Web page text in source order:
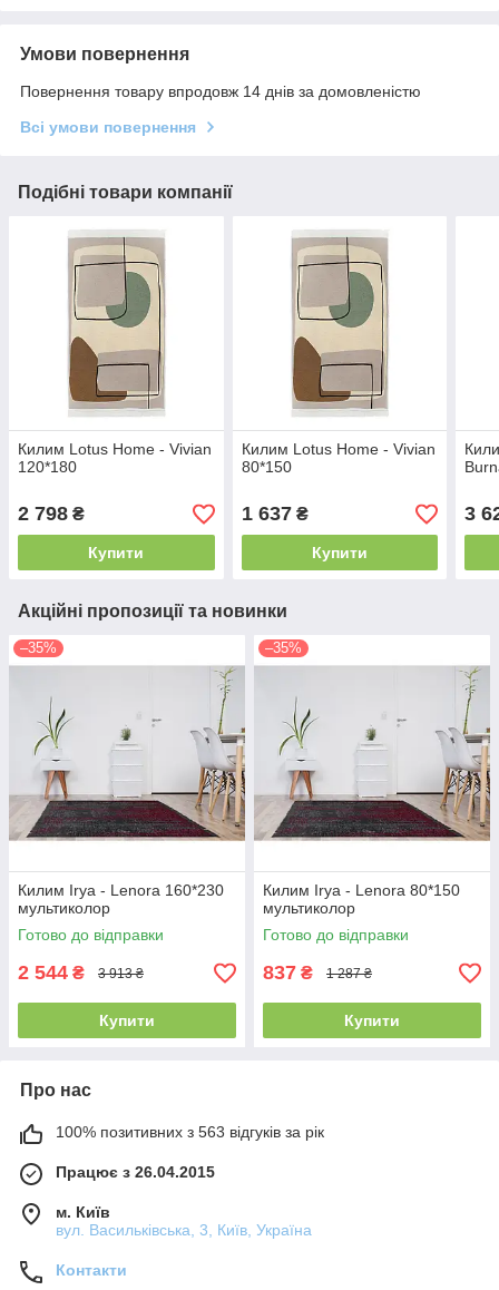
Умови повернення
Повернення товару впродовж 14 днів за домовленістю
Всі умови повернення
Подібні товари компанії
Килим Lotus Home - Vivian
120*180
2 798 ₴
Купити
Килим Lotus Home - Vivian
80*150
1 637₴
Купити
3
Акційні пропозиції та новинки
–35%
Килим Irya - Lenora 160*230
мультиколор
Готово до відправки
2 544 ₴ 3 913 ₴
Купити
–35%
Килим Irya - Lenora 80*150
мультиколор
Готово до відправки
837 ₴ 1 287 ₴
Купити
Про нас
100% позитивних з 563 відгуків за рік
Працює з 26.04.2015
м. Київ
вул. Васильківська, 3, Київ, Україна
Контакти